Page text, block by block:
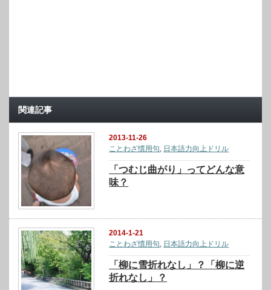
関連記事
2013-11-26
ことわざ慣用句, 日本語力向上ドリル
「つむじ曲がり」ってどんな意
味？
2014-1-21
ことわざ慣用句, 日本語力向上ドリル
「柳に雪折れなし」？「柳に逆
折れなし」？